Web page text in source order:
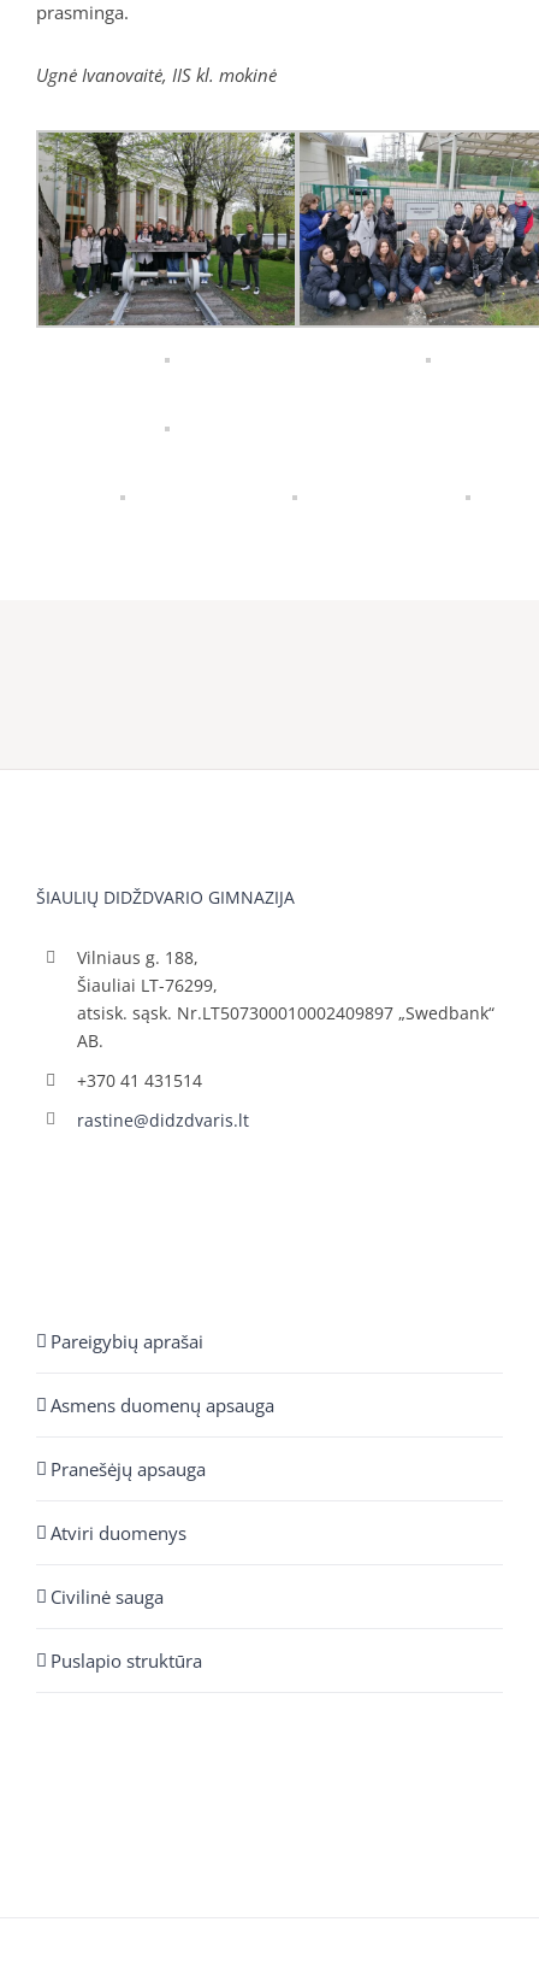
prasminga.
Ugnė Ivanovaitė, IIS kl. mokinė
ŠIAULIŲ DIDŽDVARIO GIMNAZIJA
Vilniaus g. 188,
Šiauliai LT-76299,
atsisk. sąsk. Nr.LT507300010002409897 „Swedbank“
AB.
+370 41 431514
rastine@didzdvaris.lt
Pareigybių aprašai
Asmens duomenų apsauga
Pranešėjų apsauga
Atviri duomenys
Civilinė sauga
Puslapio struktūra